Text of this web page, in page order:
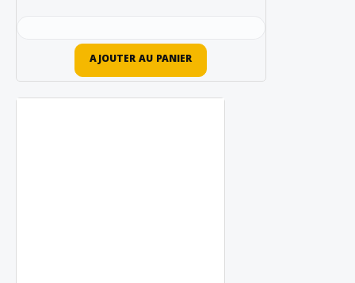
AJOUTER AU PANIER